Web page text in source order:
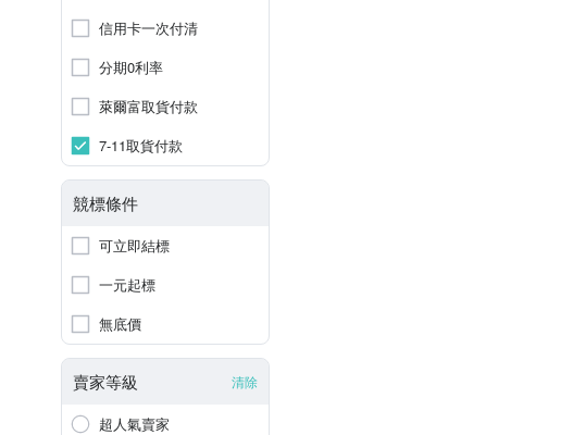
信用卡一次付清
分期0利率
萊爾富取貨付款
7-11取貨付款
競標條件
可立即結標
一元起標
無底價
賣家等級 清除
超人氣賣家